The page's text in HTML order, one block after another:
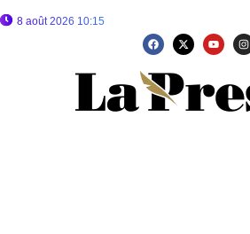
8 août 2026 10:15